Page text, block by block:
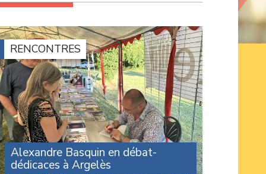
RENCONTRES
Alexandre Basquin en débat-
dédicaces à Argelès